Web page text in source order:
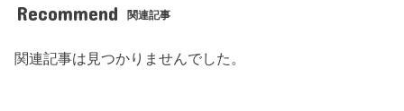
Recommend 関連記事
関連記事は見つかりませんでした。